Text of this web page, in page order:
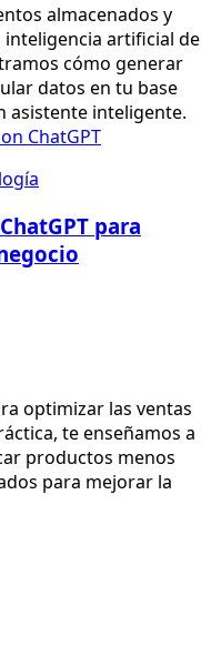
almacenados y
inteligencia artificial de
cómo generar
datos en tu base
asistente inteligente.
para
optimizar las ventas
te enseñamos a
productos menos
para mejorar la